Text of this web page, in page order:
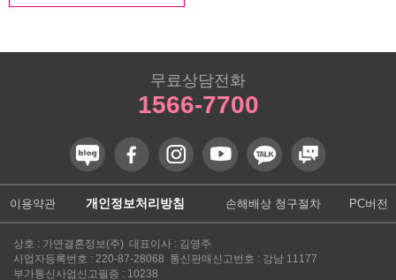
무료상담전화
1566-7700
이용약관 개인정보처리방침 손해배상 청구절차 PC버전
상호 : 가연결혼정보(주) 대표이사 : 김영주
사업자등록번호 : 220-87-28068 통신판매신고번호 : 강남 11177
부가통신사업신고필증 : 10238